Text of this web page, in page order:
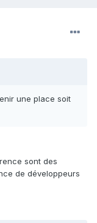
une place soit
sont des
de développeurs